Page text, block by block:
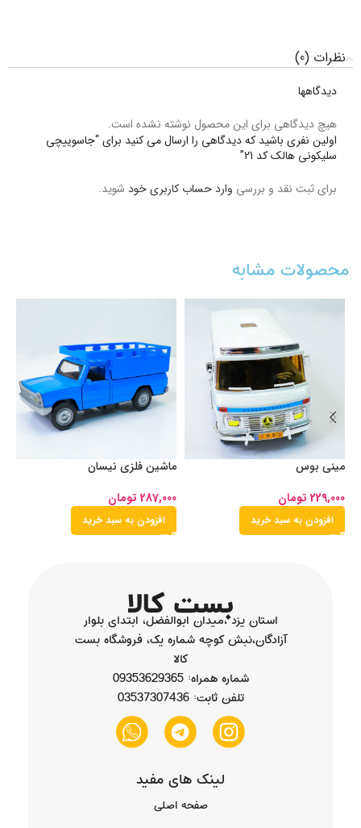
نظرات (0)
دیدگاهها
هیچ دیدگاهی برای این محصول نوشته نشده است.
اولین نفری باشید که دیدگاهی را ارسال می کنید برای “جاسوییچی
سلیکونی هالک کد 21”
برای ثبت نقد و بررسی وارد حساب کاربری خود شوید.
محصولات مشابه
مینی بوس
229,000 تومان
افزودن به سبد خرید
ماشین فلزی نیسان
287,000 تومان
افزودن به سبد خرید
استان یزد ،میدان ابوالفضل، ابتدای بلوار
آزادگان،نبش کوچه شماره یک، فروشگاه بست
کالا
شماره همراه: 09353629365
تلفن ثابت: 03537307436
لینک های مفید
صفحه اصلی